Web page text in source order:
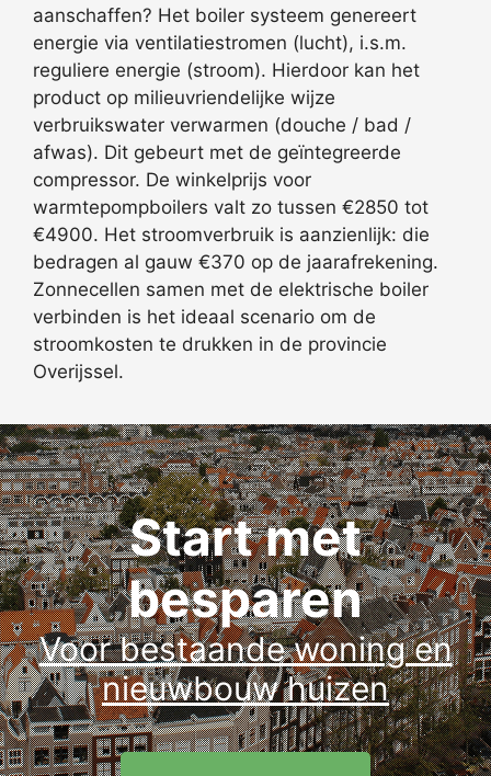
aanschaffen? Het boiler systeem genereert
energie via ventilatiestromen (lucht), i.s.m.
reguliere energie (stroom). Hierdoor kan het
product op milieuvriendelijke wijze
verbruikswater verwarmen (douche / bad /
afwas). Dit gebeurt met de geïntegreerde
compressor. De winkelprijs voor
warmtepompboilers valt zo tussen €2850 tot
€4900. Het stroomverbruik is aanzienlijk: die
bedragen al gauw €370 op de jaarafrekening.
Zonnecellen samen met de elektrische boiler
verbinden is het ideaal scenario om de
stroomkosten te drukken in de provincie
Overijssel.
Start met
besparen
Voor bestaande woning en
nieuwbouw huizen